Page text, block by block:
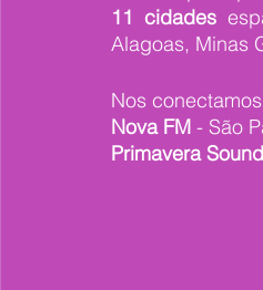
11 cidades
Alagoas, Minas
Nos
Nova FM - São
Primavera Sound